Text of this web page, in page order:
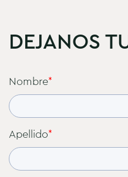
DEJANOS
Nombre*
Apellido*